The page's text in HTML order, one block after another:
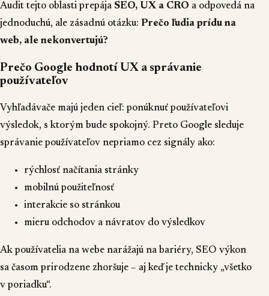
Audit tejto oblasti prepája SEO, UX a CRO a odpovedá na
jednoduchú, ale zásadnú otázku: Prečo ľudia prídu na
web, ale nekonvertujú?
Prečo Google hodnotí UX a správanie
používateľov
Vyhľadávače majú jeden cieľ: ponúknuť používateľovi
výsledok, s ktorým bude spokojný. Preto Google sleduje
správanie používateľov nepriamo cez signály ako:
rýchlosť načítania stránky
mobilnú použiteľnosť
interakcie so stránkou
mieru odchodov a návratov do výsledkov
Ak používatelia na webe narážajú na bariéry, SEO výkon
sa časom prirodzene zhoršuje – aj keď je technicky „všetko
v poriadku“.